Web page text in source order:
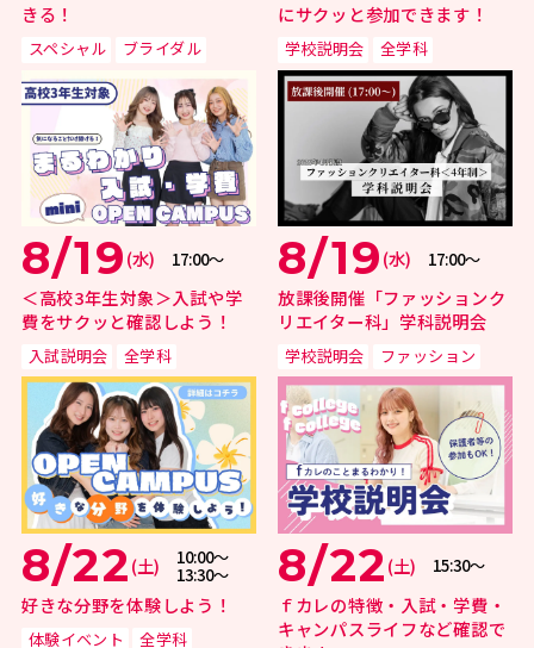
きる！
スペシャル ブライダル
にサクッと参加できます！
学校説明会 全学科
8/19(水) 17:00〜
＜高校3年生対象＞入試や学
費をサクッと確認しよう！
入試説明会 全学科
8/19(水) 17:00〜
放課後開催「ファッションク
リエイター科」学科説明会
学校説明会 ファッション
8/22(土) 10:00〜
13:30〜
好きな分野を体験しよう！
体験イベント 全学科
8/22(土) 15:30〜
ｆカレの特徴・入試・学費・
キャンパスライフなど確認で